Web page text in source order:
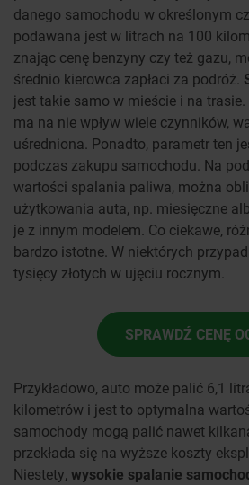
danego samochodu w określonym
podawana jest w litrach na 100
znając cenę benzyny czy też gazu,
średnio kierowca zapłaci za podróż.
jest takie samo w mieście i na
ma na nie wpływ wiele czynników,
uśredniona. Ponadto, parametr ten
podczas zakupu samochodu. Na
wartości spalania paliwa, można
użytkowania auta, np. miesięczne
je z innym modelem. Co ciekawe,
bardzo istotne. W niektórych
tysięcy złotych w ujęciu rocznym.
SPRAWDŹ CENĘ
Przykładowo, auto może palić 6,1
kilometrów i jest to optymalna
samochody mogą palić nawet
przekłada się na wyższe koszty
Niestety, wysokie spalanie